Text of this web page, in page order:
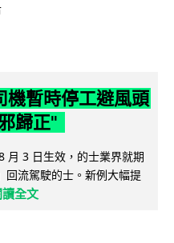
機暫時停工避風頭
歸正"
月 3 日生效，的士業界就期
回流駕駛的士。新例大幅提
讀全文